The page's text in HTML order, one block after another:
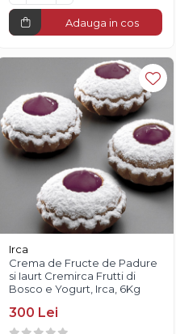
Adauga in cos
Irca
Crema de Fructe de Padure
si Iaurt Cremirca Frutti di
Bosco e Yogurt, Irca, 6Kg
300 Lei